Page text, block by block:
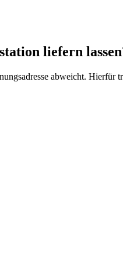
liefern
abweicht.